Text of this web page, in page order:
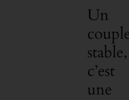
Un
stable,
c’est
une